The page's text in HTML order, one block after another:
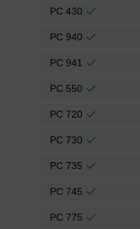
PC 430
PC 940
PC 941
PC 550
PC 720
PC 730
PC 735
PC 745
PC 775